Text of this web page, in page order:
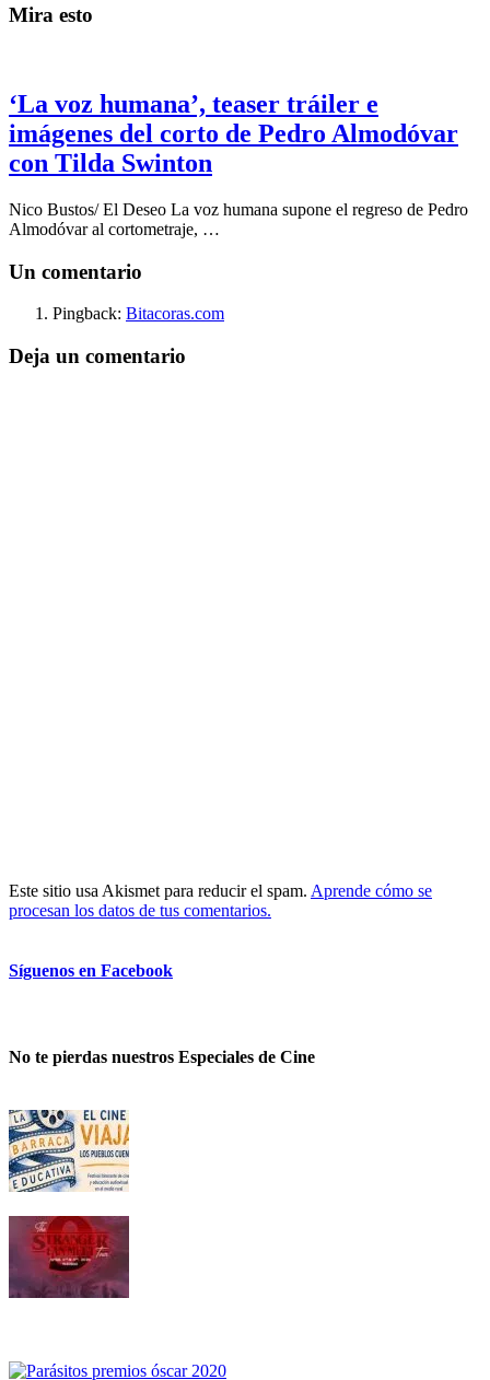
Mira esto
‘La voz humana’, teaser tráiler e
imágenes del corto de Pedro Almodóvar
con Tilda Swinton
Nico Bustos/ El Deseo La voz humana supone el regreso de Pedro
Almodóvar al cortometraje, …
Un comentario
Pingback: Bitacoras.com
Deja un comentario
Este sitio usa Akismet para reducir el spam. Aprende cómo se
procesan los datos de tus comentarios.
Síguenos en Facebook
No te pierdas nuestros Especiales de Cine